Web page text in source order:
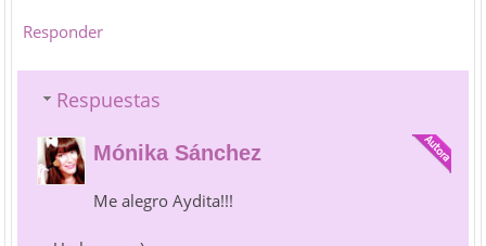
Responder
Respuestas
Mónika Sánchez
Me alegro Aydita!!!